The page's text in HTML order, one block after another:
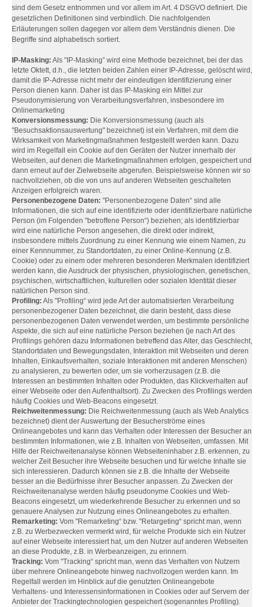
sind dem Gesetz entnommen und vor allem im Art. 4 DSGVO definiert. Die
gesetzlichen Definitionen sind verbindlich. Die nachfolgenden
Erläuterungen sollen dagegen vor allem dem Verständnis dienen. Die
Begriffe sind alphabetisch sortiert.
IP-Masking: Als "IP-Masking” wird eine Methode bezeichnet, bei der das
letzte Oktett, d.h., die letzten beiden Zahlen einer IP-Adresse, gelöscht wird,
damit die IP-Adresse nicht mehr der eindeutigen Identifizierung einer
Person dienen kann. Daher ist das IP-Masking ein Mittel zur
Pseudonymisierung von Verarbeitungsverfahren, insbesondere im
Onlinemarketing
Konversionsmessung: Die Konversionsmessung (auch als
"Besuchsaktionsauswertung" bezeichnet) ist ein Verfahren, mit dem die
Wirksamkeit von Marketingmaßnahmen festgestellt werden kann. Dazu
wird im Regelfall ein Cookie auf den Geräten der Nutzer innerhalb der
Webseiten, auf denen die Marketingmaßnahmen erfolgen, gespeichert und
dann erneut auf der Zielwebseite abgerufen. Beispielsweise können wir so
nachvollziehen, ob die von uns auf anderen Webseiten geschalteten
Anzeigen erfolgreich waren.
Personenbezogene Daten: "Personenbezogene Daten“ sind alle
Informationen, die sich auf eine identifizierte oder identifizierbare natürliche
Person (im Folgenden "betroffene Person“) beziehen; als identifizierbar
wird eine natürliche Person angesehen, die direkt oder indirekt,
insbesondere mittels Zuordnung zu einer Kennung wie einem Namen, zu
einer Kennnummer, zu Standortdaten, zu einer Online-Kennung (z.B.
Cookie) oder zu einem oder mehreren besonderen Merkmalen identifiziert
werden kann, die Ausdruck der physischen, physiologischen, genetischen,
psychischen, wirtschaftlichen, kulturellen oder sozialen Identität dieser
natürlichen Person sind.
Profiling: Als "Profiling“ wird jede Art der automatisierten Verarbeitung
personenbezogener Daten bezeichnet, die darin besteht, dass diese
personenbezogenen Daten verwendet werden, um bestimmte persönliche
Aspekte, die sich auf eine natürliche Person beziehen (je nach Art des
Profilings gehören dazu Informationen betreffend das Alter, das Geschlecht,
Standortdaten und Bewegungsdaten, Interaktion mit Webseiten und deren
Inhalten, Einkaufsverhalten, soziale Interaktionen mit anderen Menschen)
zu analysieren, zu bewerten oder, um sie vorherzusagen (z.B. die
Interessen an bestimmten Inhalten oder Produkten, das Klickverhalten auf
einer Webseite oder den Aufenthaltsort). Zu Zwecken des Profilings werden
häufig Cookies und Web-Beacons eingesetzt.
Reichweitenmessung: Die Reichweitenmessung (auch als Web Analytics
bezeichnet) dient der Auswertung der Besucherströme eines
Onlineangebotes und kann das Verhalten oder Interessen der Besucher an
bestimmten Informationen, wie z.B. Inhalten von Webseiten, umfassen. Mit
Hilfe der Reichweitenanalyse können Webseiteninhaber z.B. erkennen, zu
welcher Zeit Besucher ihre Webseite besuchen und für welche Inhalte sie
sich interessieren. Dadurch können sie z.B. die Inhalte der Webseite
besser an die Bedürfnisse ihrer Besucher anpassen. Zu Zwecken der
Reichweitenanalyse werden häufig pseudonyme Cookies und Web-
Beacons eingesetzt, um wiederkehrende Besucher zu erkennen und so
genauere Analysen zur Nutzung eines Onlineangebotes zu erhalten.
Remarketing: Vom "Remarketing“ bzw. "Retargeting“ spricht man, wenn
z.B. zu Werbezwecken vermerkt wird, für welche Produkte sich ein Nutzer
auf einer Webseite interessiert hat, um den Nutzer auf anderen Webseiten
an diese Produkte, z.B. in Werbeanzeigen, zu erinnern.
Tracking: Vom "Tracking“ spricht man, wenn das Verhalten von Nutzern
über mehrere Onlineangebote hinweg nachvollzogen werden kann. Im
Regelfall werden im Hinblick auf die genutzten Onlineangebote
Verhaltens- und Interessensinformationen in Cookies oder auf Servern der
Anbieter der Trackingtechnologien gespeichert (sogenanntes Profiling).